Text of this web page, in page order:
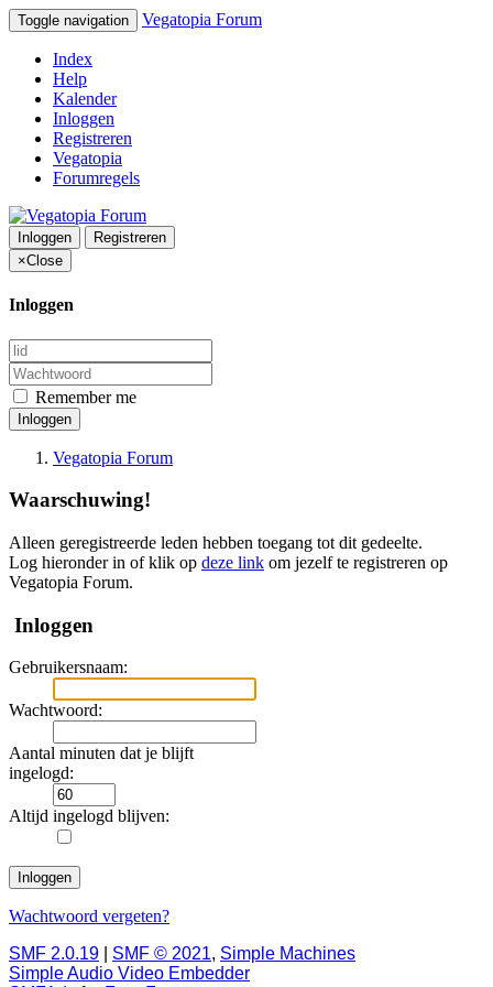
Toggle navigation Vegatopia Forum
Index
Help
Kalender
Inloggen
Registreren
Vegatopia
Forumregels
Inloggen
Registreren
×Close
Inloggen
Remember me
Inloggen
Vegatopia Forum
Waarschuwing!
Alleen geregistreerde leden hebben toegang tot dit gedeelte.
Log hieronder in of klik op deze link om jezelf te registreren op
Vegatopia Forum.
Inloggen
Gebruikersnaam:
Wachtwoord:
Aantal minuten dat je blijft
ingelogd:
Altijd ingelogd blijven:
Wachtwoord vergeten?
SMF 2.0.19
SMF © 2021, Simple Machines
Simple Audio Video Embedder